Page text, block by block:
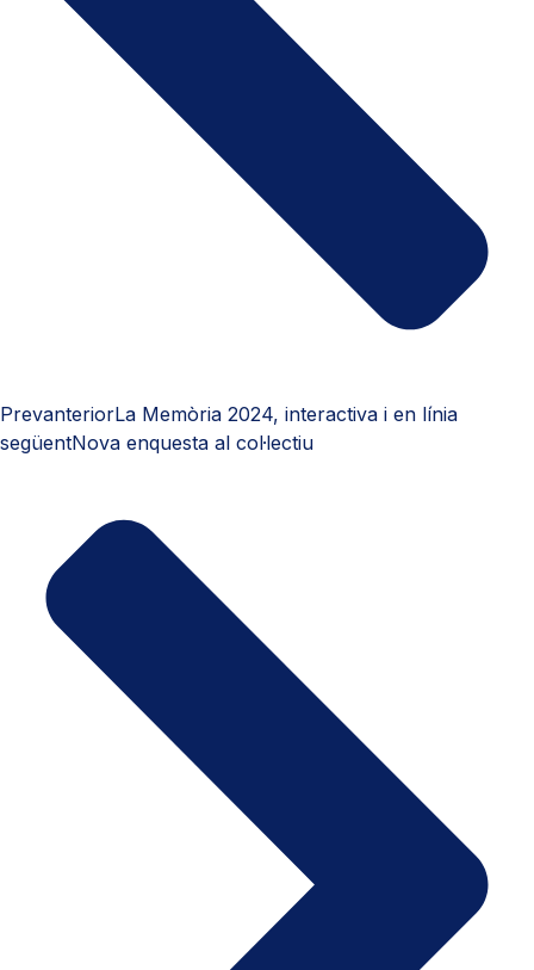
PrevanteriorLa Memòria 2024, interactiva i en línia
següentNova enquesta al col·lectiu